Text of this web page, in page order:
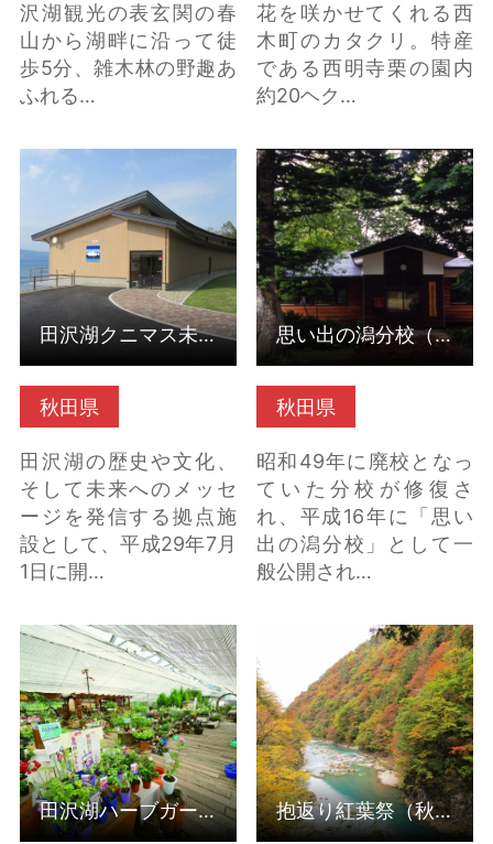
沢湖観光の表玄関の春
山から湖畔に沿って徒
歩5分、雑木林の野趣あ
ふれる…
花を咲かせてくれる西
木町のカタクリ。特産
である西明寺栗の園内
約20ヘク…
秋田県
田沢湖の歴史や文化、
そして未来へのメッセ
ージを発信する拠点施
設として、平成29年7月
1日に開…
田沢湖クニマス未来館
（秋田県仙北市） の詳
細はこちら
田沢湖クニマス未来館（秋田県仙北市）
秋田県
昭和49年に廃校となっ
ていた分校が修復さ
れ、平成16年に「思い
出の潟分校」として一
般公開され…
思い出の潟分校（秋田
県仙北市） の詳細はこ
ちら
思い出の潟分校（秋田県仙北市）
田沢湖ハーブガーデン
「ハートハーブ」（秋
田県仙北市） の詳細は
こちら
田沢湖ハーブガーデン「ハートハーブ」（秋田県仙北市）
抱返り紅葉祭（秋田県
仙北市） の詳細はこち
ら
抱返り紅葉祭（秋田県仙北市）